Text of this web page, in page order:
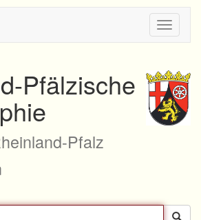
ein/
Pfälzische
Pfalz